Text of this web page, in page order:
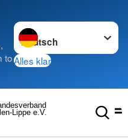
to
Sprache wechseln zu
Alles klar
Lippe e.V.